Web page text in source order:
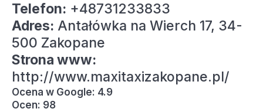
Telefon: +48731233833
Adres: Antałówka na Wierch 17, 34-
500 Zakopane
Strona www:
http://www.maxitaxizakopane.pl/
Ocena w Google: 4.9
Ocen: 98